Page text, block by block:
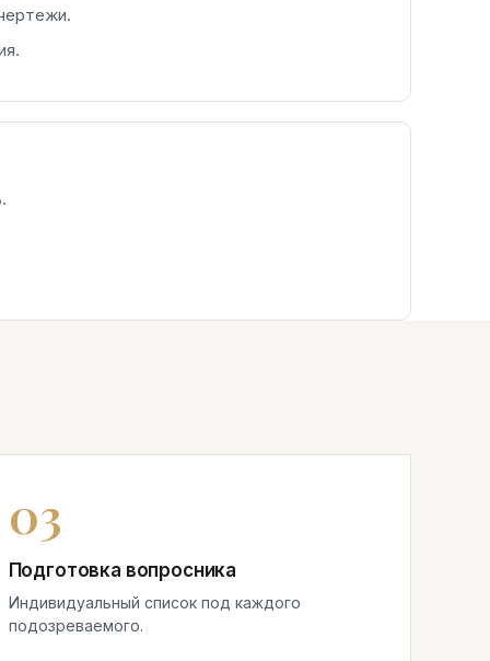
Подготовка вопросника
Индивидуальный список под каждого
подозреваемого.